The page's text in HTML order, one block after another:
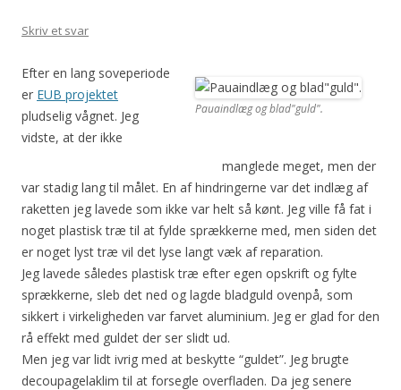
Skriv et svar
Pauaindlæg og blad"guld".
Efter en lang soveperiode
er EUB projektet
pludselig vågnet. Jeg
vidste, at der ikke
manglede meget, men der
var stadig lang til målet. En af hindringerne var det indlæg af
raketten jeg lavede som ikke var helt så kønt. Jeg ville få fat i
noget plastisk træ til at fylde sprækkerne med, men siden det
er noget lyst træ vil det lyse langt væk af reparation.
Jeg lavede således plastisk træ efter egen opskrift og fylte
sprækkerne, sleb det ned og lagde bladguld ovenpå, som
sikkert i virkeligheden var farvet aluminium. Jeg er glad for den
rå effekt med guldet der ser slidt ud.
Men jeg var lidt ivrig med at beskytte “guldet”. Jeg brugte
decoupagelaklim til at forsegle overfladen. Da jeg senere